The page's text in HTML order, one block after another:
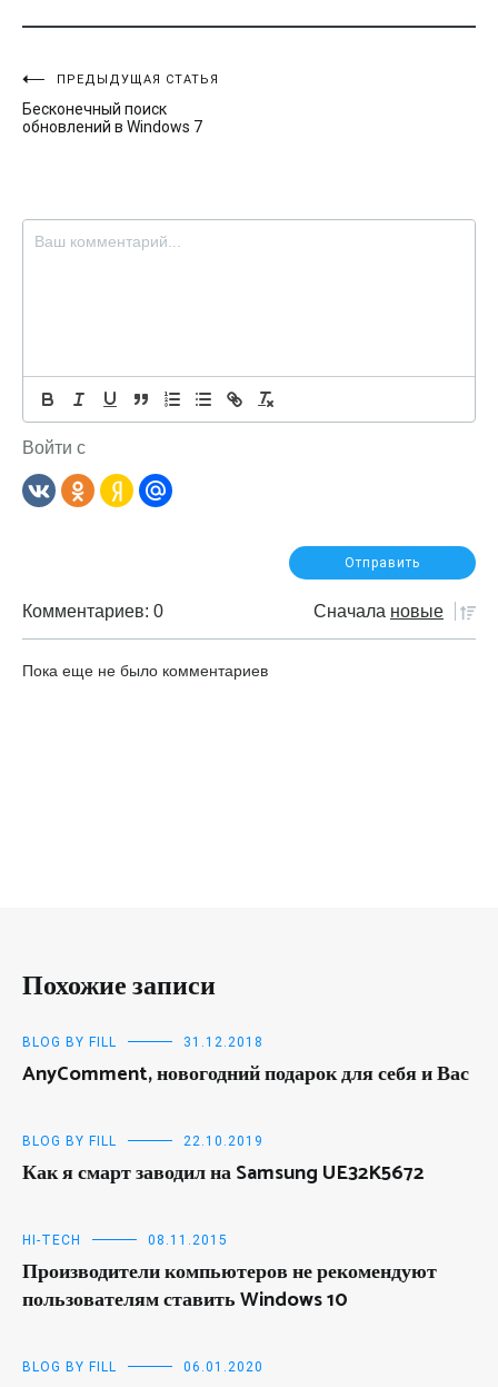
Навигация
по
ПРЕДЫДУЩАЯ СТАТЬЯ
Бесконечный поиск
обновлений в Windows 7
Войти с
Комментариев: 0 Сначала новые
Пока еще не было комментариев
Похожие записи
BLOG BY FILL 31.12.2018
AnyComment, новогодний подарок для себя и Вас
BLOG BY FILL 22.10.2019
Как я смарт заводил на Samsung UE32K5672
HI-TECH 08.11.2015
Производители компьютеров не рекомендуют
пользователям ставить Windows 10
BLOG BY FILL 06.01.2020